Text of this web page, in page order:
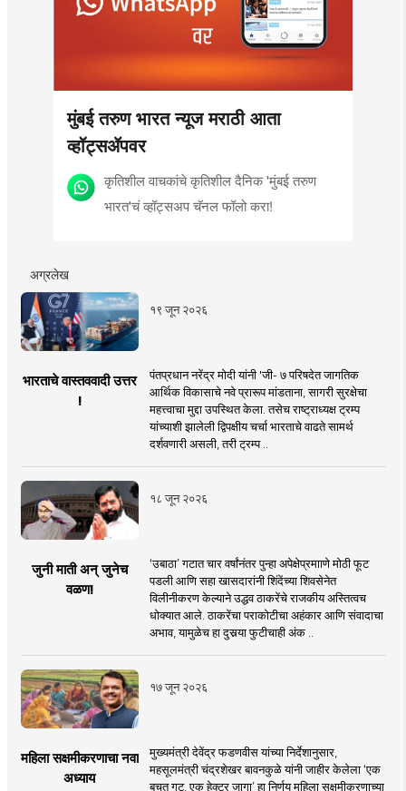
मुंबई तरुण भारत न्यूज मराठी आता
व्हॉट्सॲपवर
कृतिशील वाचकांचे कृतिशील दैनिक 'मुंबई तरुण
भारत'चं व्हॉट्सअप चॅनल फॉलो करा!
अग्रलेख
१९ जून २०२६
भारताचे वास्तववादी उत्तर
!
पंतप्रधान नरेंद्र मोदी यांनी 'जी- ७ परिषदेत जागतिक
आर्थिक विकासाचे नवे प्रारूप मांडताना, सागरी सुरक्षेचा
महत्त्वाचा मुद्दा उपस्थित केला. तसेच राष्ट्राध्यक्ष ट्रम्प
यांच्याशी झालेली द्विपक्षीय चर्चा भारताचे वाढते सामर्थ
दर्शवणारी असली, तरी ट्रम्प ..
१८ जून २०२६
जुनी माती अन् जुनेच
वळण!
‘उबाठा’ गटात चार वर्षांनंतर पुन्हा अपेक्षेप्रमााणे मोठी फूट
पडली आणि सहा खासदारांनी शिंदेंच्या शिवसेनेत
विलीनीकरण केल्याने उद्धव ठाकरेंचे राजकीय अस्तित्वच
धोक्यात आले. ठाकरेंचा पराकोटीचा अहंकार आणि संवादाचा
अभाव, यामुळेच हा दुसर्‍या फुटीचाही अंक ..
१७ जून २०२६
महिला सक्षमीकरणाचा नवा
अध्याय
मुख्यमंत्री देवेंद्र फडणवीस यांच्या निर्देशानुसार,
महसूलमंत्री चंद्रशेखर बावनकुळे यांनी जाहीर केलेला ‘एक
बचत गट, एक हेक्टर जागा’ हा निर्णय महिला सक्षमीकरणाच्या